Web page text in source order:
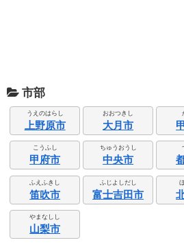
市部
うえのはらし
上野原市
おおつきし
大月市
こうふし
甲府市
ちゅうおうし
中央市
ふえふきし
笛吹市
ふじよしだし
富士吉田市
やまなしし
山梨市